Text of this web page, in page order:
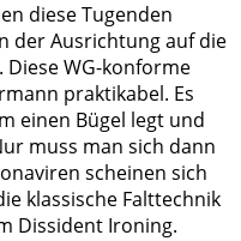
diese Tugenden
der Ausrichtung auf die
WG-konforme
praktikabel. Es
einen Bügel legt und
muss man sich dann
scheinen sich
klassische Falttechnik
Dissident Ironing.